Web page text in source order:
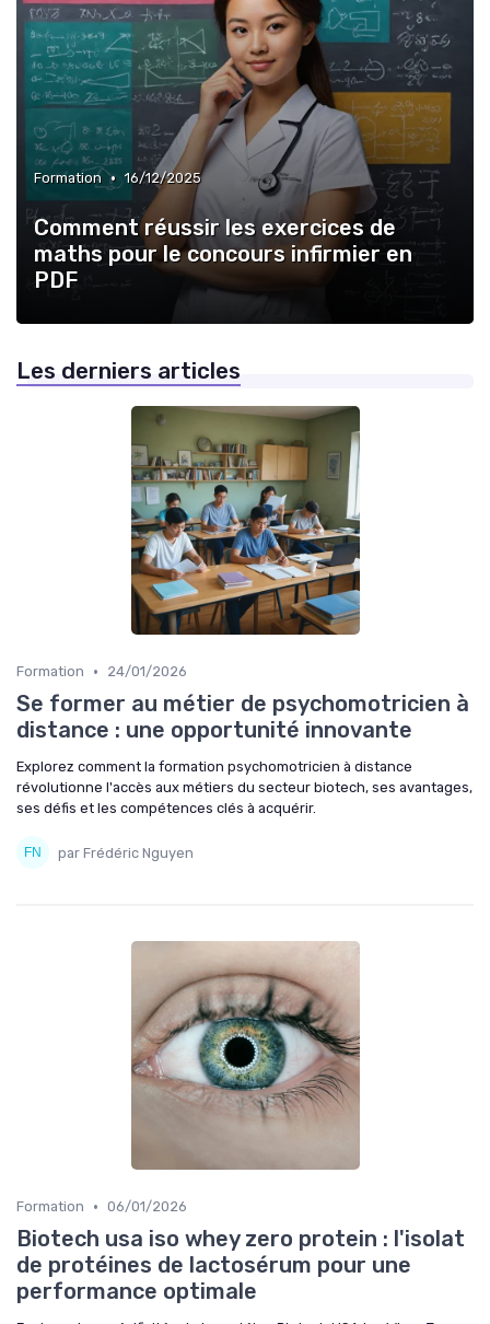
Formation • 16/12/2025
Comment réussir les exercices de
maths pour le concours infirmier en
PDF
Les derniers articles
Formation • 24/01/2026
Se former au métier de psychomotricien à
distance : une opportunité innovante
Explorez comment la formation psychomotricien à distance
révolutionne l'accès aux métiers du secteur biotech, ses avantages,
ses défis et les compétences clés à acquérir.
par Frédéric Nguyen
Formation • 06/01/2026
Biotech usa iso whey zero protein : l'isolat
de protéines de lactosérum pour une
performance optimale